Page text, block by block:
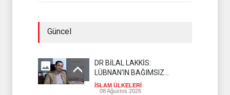
Güncel
DR BİLAL LAKKİS:
LÜBNAN'IN BAĞIMSIZ
OLMASI İSTENMİYOR
İSLAM ÜLKELERİ
08 Ağustos 2026